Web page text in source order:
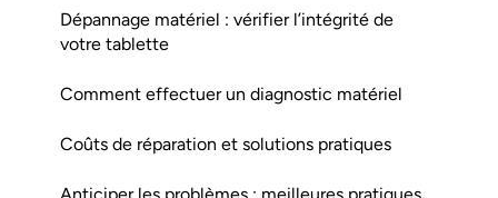
Dépannage matériel : vérifier l’intégrité de
votre tablette
Comment effectuer un diagnostic matériel
Coûts de réparation et solutions pratiques
Anticiper les problèmes : meilleures pratiques